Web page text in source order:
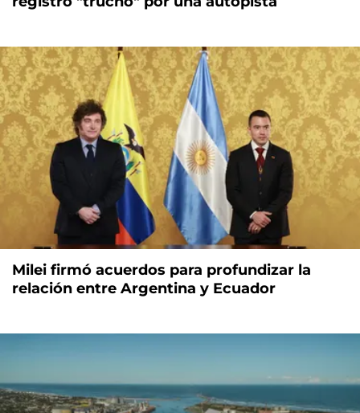
Milei firmó acuerdos para profundizar la
relación entre Argentina y Ecuador